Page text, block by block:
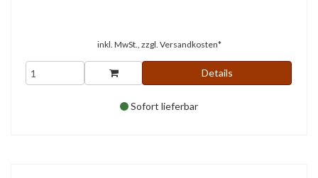
inkl. MwSt., zzgl. Versandkosten*
Details
Sofort lieferbar